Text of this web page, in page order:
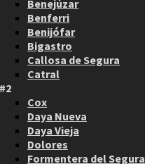
Benejúzar
Benferri
Benijófar
Bigastro
Callosa de Segura
Catral
#2
Cox
Daya Nueva
Daya Vieja
Dolores
Formentera del Segura